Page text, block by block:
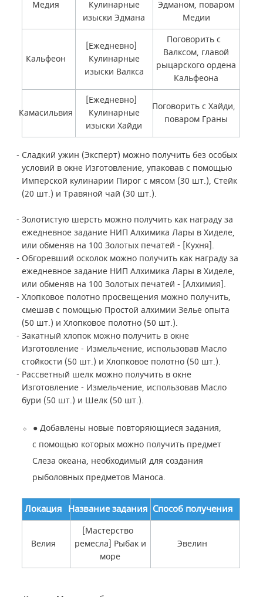
Медия
Кулинарные
изыски Эдмана
Эдманом, поваром
Медии
Кальфеон
[Ежедневно]
Кулинарные
изыски Валкса
Поговорить с
Валксом, главой
рыцарского ордена
Кальфеона
Камасильвия
[Ежедневно]
Кулинарные
изыски Хайди
Поговорить с Хайди,
поваром Граны
- Сладкий ужин (Эксперт) можно получить без особых
условий в окне Изготовление, упаковав с помощью
Имперской кулинарии Пирог с мясом (30 шт.), Стейк
(20 шт.) и Травяной чай (30 шт.).
- Золотистую шерсть можно получить как награду за
ежедневное задание НИП Алхимика Лары в Хиделе,
или обменяв на 100 Золотых печатей - [Кухня].
- Обгоревший осколок можно получить как награду за
ежедневное задание НИП Алхимика Лары в Хиделе,
или обменяв на 100 Золотых печатей - [Алхимия].
- Хлопковое полотно просвещения можно получить,
смешав с помощью Простой алхимии Зелье опыта
(50 шт.) и Хлопковое полотно (50 шт.).
- Закатный хлопок можно получить в окне
Изготовление - Измельчение, использовав Масло
стойкости (50 шт.) и Хлопковое полотно (50 шт.).
- Рассветный шелк можно получить в окне
Изготовление - Измельчение, использовав Масло
бури (50 шт.) и Шелк (50 шт.).
●Добавлены новые повторяющиеся задания,
с помощью которых можно получить предмет
Слеза океана, необходимый для создания
рыболовных предметов Маноса.
Локация Название задания Способ получения
Велия
[Мастерство
ремесла] Рыбак и
море
Эвелин